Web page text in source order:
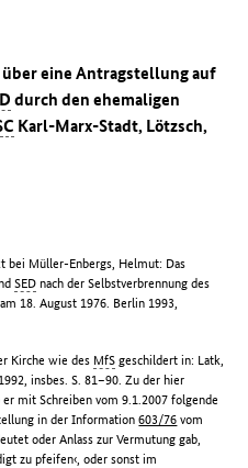
eine Antragstellung auf
durch den ehemaligen
Karl-Marx-Stadt, Lötzsch,
bei Müller-Enbergs, Helmut: Das
SED nach der Selbstverbrennung des
18. August 1976. Berlin 1993,
Kirche wie des MfS geschildert in: Latk,
insbes. S. 81–90. Zu der hier
mit Schreiben vom 9.1.2007 folgende
in der Information603/76 vom
oder Anlass zur Vermutung gab,
zu pfeifen‹, oder sonst im